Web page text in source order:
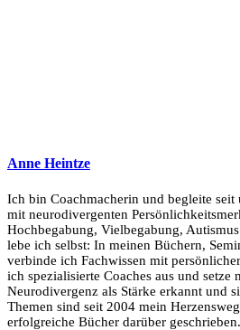
Anne Heintze
Ich bin Coachmacherin und begleite seit
mit neurodivergenten
Hochbegabung, Vielbegabung,
lebe ich selbst: In meinen Büchern,
verbinde ich Fachwissen mit
ich spezialisierte Coaches aus und setze
Neurodivergenz als Stärke erkannt und
Themen sind seit 2004 mein
erfolgreiche Bücher darüber geschrieben.